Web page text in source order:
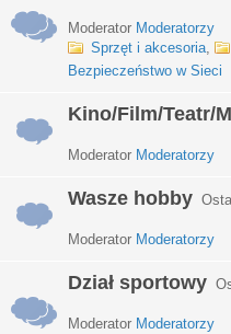
Moderator Moderatorzy
Sprzęt i akcesoria,
Bezpieczeństwo w Sieci
Kino/Film/Teatr/
Moderator Moderatorzy
Wasze hobby
Moderator Moderatorzy
Dział sportowy
Moderator Moderatorzy